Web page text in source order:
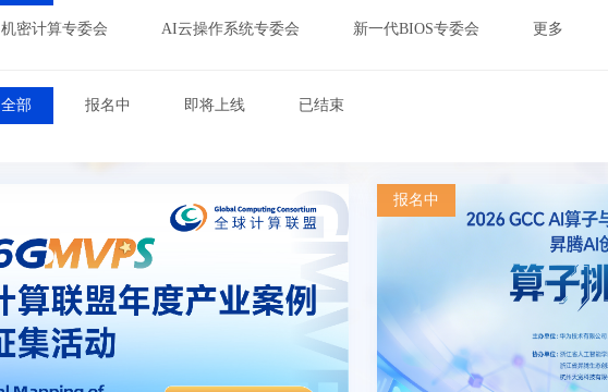
机密计算专委会 AI云操作系统专委会 新一代BIOS专委会 更多
全部 报名中 即将上线 已结束
报名中